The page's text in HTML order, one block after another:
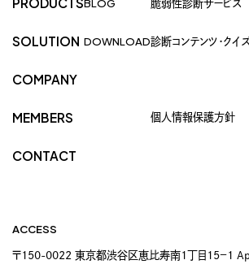
SOLUTION
COMPANY
MEMBERS
CONTACT
DOWNLOAD診断コンテンツ・クイ
個人情報保護方針
ACCESS
〒150-0022 東京都渋谷区恵比寿南1丁目15−1